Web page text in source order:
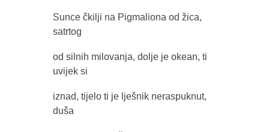
Sunce čkilji na Pigmaliona od žica,
satrtog
od silnih milovanja, dolje je okean, ti
uvijek si
iznad, tijelo ti je lješnik neraspuknut,
duša